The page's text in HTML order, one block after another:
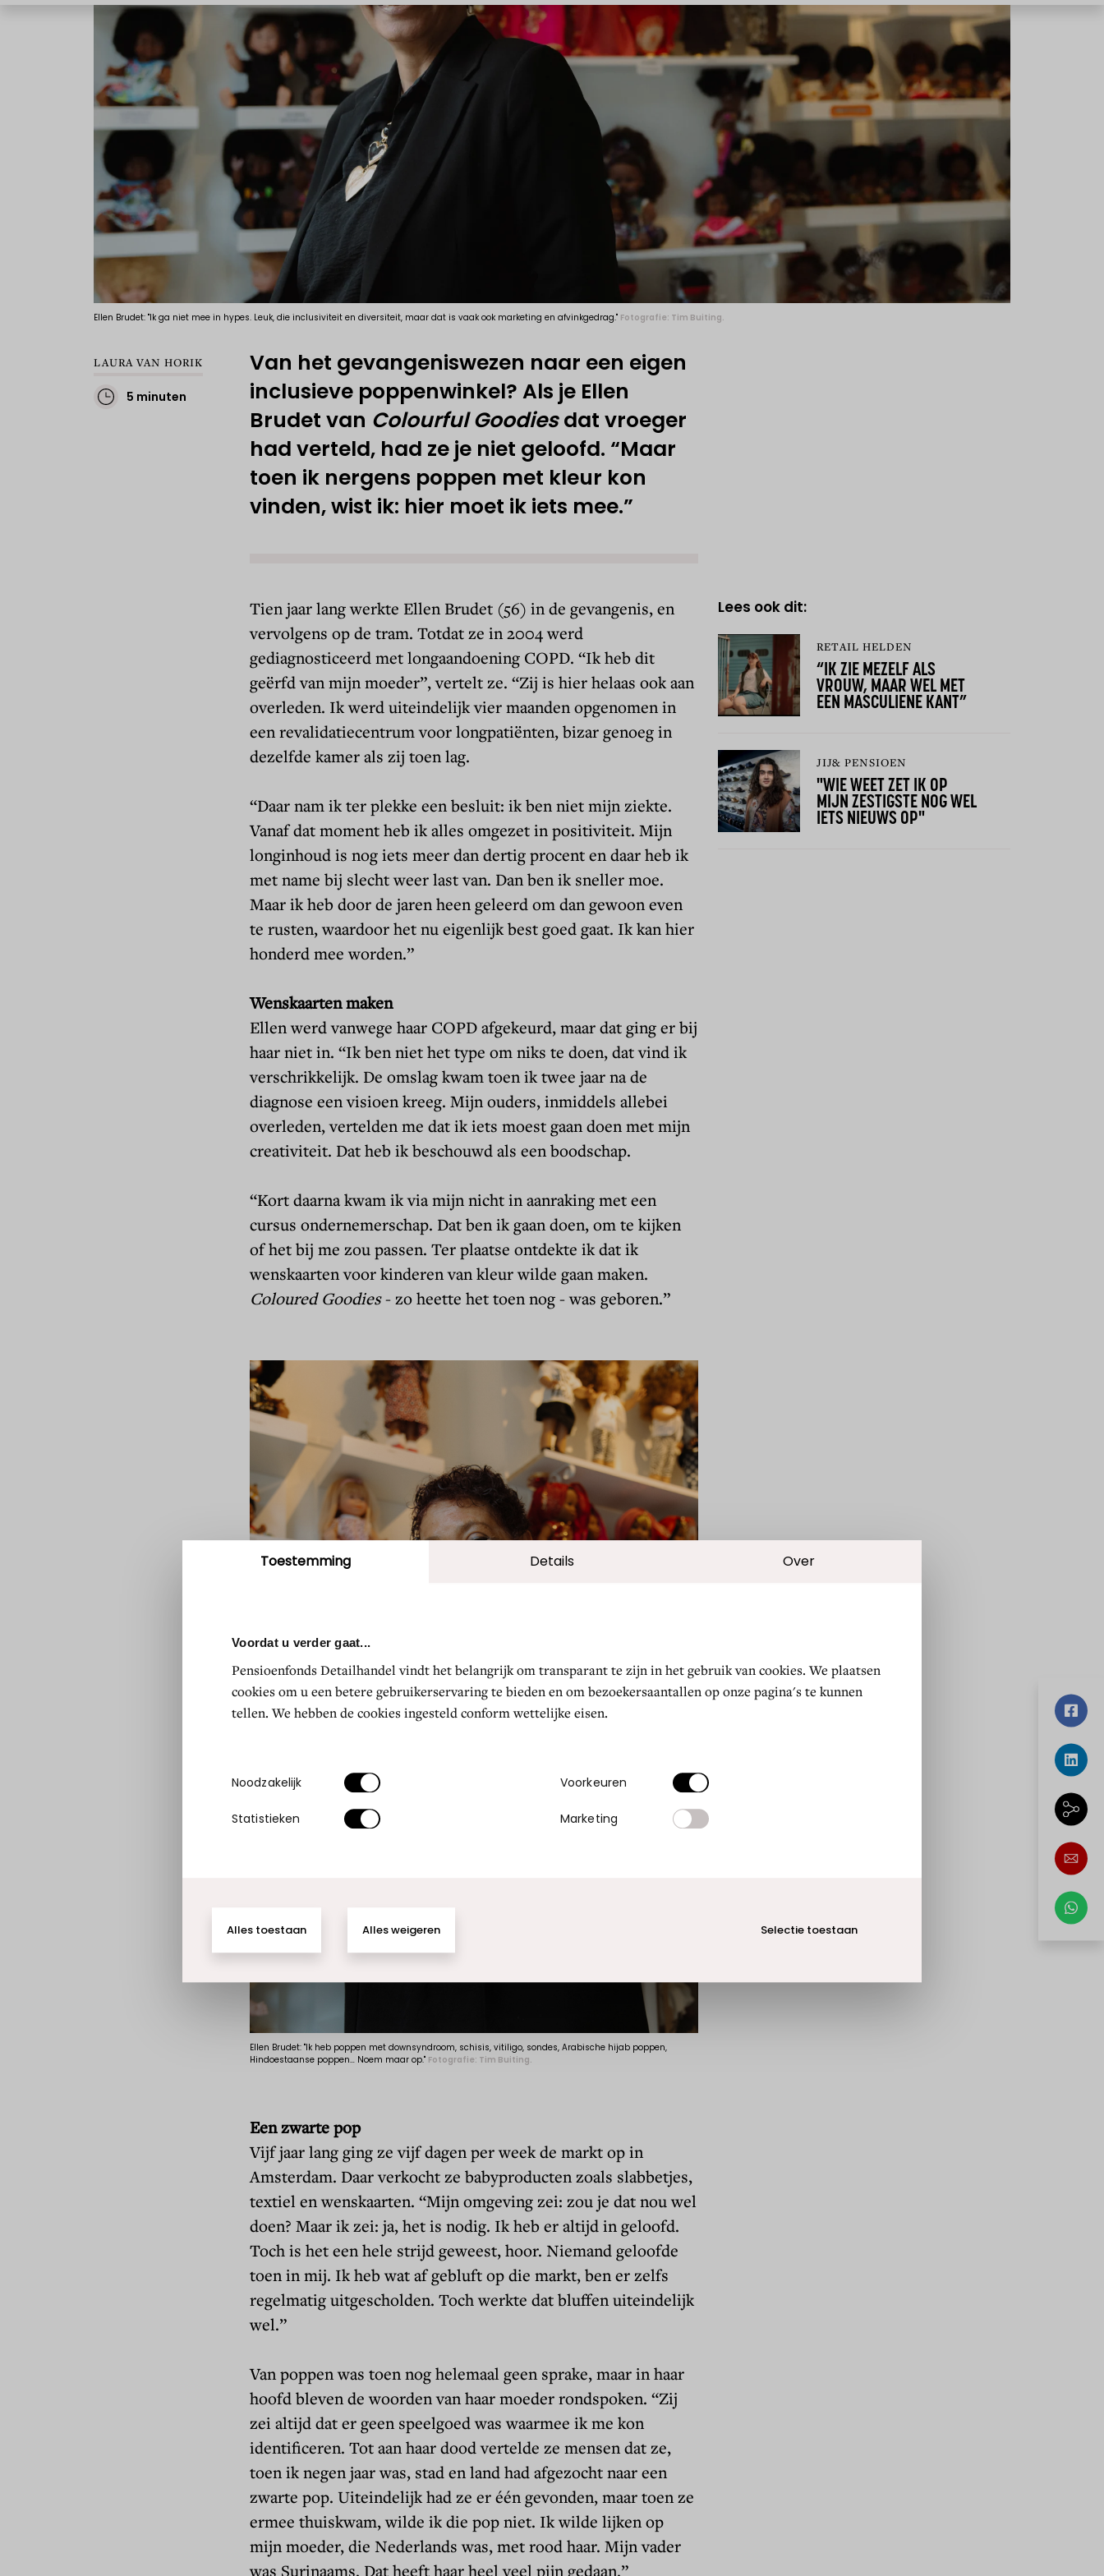
Toestemming Details
Pensioenfonds Detailhandel vindt het belangrijk om transparant te zijn in het gebruik van cookies. We plaatsen
cookies om u een betere gebruikerservaring te bieden en om bezoekersaantallen op onze pagina's te kunnen
tellen. We hebben de cookies ingesteld conform wettelijke eisen.
Toestemmingsselectie
Noodzakelijk Voorkeuren
Statistieken Marketing
Alles toestaan
Ellen Brudet: "Ik ga niet mee in hypes. Leuk, die inclusiviteit en diversiteit, maar dat is vaak ook marketing en afvinkgedrag." Fotografie: Tim Buiting.
LAURA VAN HORIK
5 minuten
Van het gevangeniswezen naar een eigen
inclusieve poppenwinkel? Als je Ellen
Brudet van Colourful Goodiesdat vroeger
had verteld, had ze je niet geloofd. “Maar
toen ik nergens poppen met kleur kon
vinden, wist ik: hier moet ik iets mee.”
Tien jaar lang werkte Ellen Brudet (56) in de gevangenis, en
vervolgens op de tram. Totdat ze in 2004 werd
gediagnosticeerd met longaandoening COPD. “Ik heb dit
geërfd van mijn moeder”, vertelt ze. “Zij is hier helaas ook aan
overleden. Ik werd uiteindelijk vier maanden opgenomen in
een revalidatiecentrum voor longpatiënten, bizar genoeg in
dezelfde kamer als zij toen lag.
“Daar nam ik ter plekke een besluit: ik ben niet mijn ziekte.
Vanaf dat moment heb ik alles omgezet in positiviteit. Mijn
longinhoud is nog iets meer dan dertig procent en daar heb ik
met name bij slecht weer last van. Dan ben ik sneller moe.
Maar ik heb door de jaren heen geleerd om dan gewoon even
te rusten, waardoor het nu eigenlijk best goed gaat. Ik kan hier
honderd mee worden.”
Wenskaarten maken
Ellen werd vanwege haar COPD afgekeurd, maar dat ging er bij
haar niet in. “Ik ben niet het type om niks te doen, dat vind ik
verschrikkelijk. De omslag kwam toen ik twee jaar na de
diagnose een visioen kreeg. Mijn ouders, inmiddels allebei
overleden, vertelden me dat ik iets moest gaan doen met mijn
creativiteit. Dat heb ik beschouwd als een boodschap.
“Kort daarna kwam ik via mijn nicht in aanraking met een
cursus ondernemerschap. Dat ben ik gaan doen, om te kijken
of het bij me zou passen. Ter plaatse ontdekte ik dat ik
wenskaarten voor kinderen van kleur wilde gaan maken.
Coloured Goodies- zo heette het toen nog - was geboren.”
Lees ook dit:
RETAIL HELDEN
“IK ZIE MEZELF ALS
VROUW, MAAR WEL MET
EEN MASCULIENE KANT”
JIJ& PENSIOEN
"WIE WEET ZET IK OP
MIJN ZESTIGSTE NOG WEL
IETS NIEUWS OP"
Ellen Brudet: "Ik heb poppen met downsyndroom, schisis, vitiligo, sondes, Arabische hijab poppen,
Hindoestaanse poppen… Noem maar op." Fotografie: Tim Buiting.
Een zwarte pop
Vijf jaar lang ging ze vijf dagen per week de markt op in
Amsterdam. Daar verkocht ze babyproducten zoals slabbetjes,
textiel en wenskaarten. “Mijn omgeving zei: zou je dat nou wel
doen? Maar ik zei: ja, het is nodig. Ik heb er altijd in geloofd.
Toch is het een hele strijd geweest, hoor. Niemand geloofde
toen in mij. Ik heb wat af gebluft op die markt, ben er zelfs
regelmatig uitgescholden. Toch werkte dat bluffen uiteindelijk
wel.”
Van poppen was toen nog helemaal geen sprake, maar in haar
hoofd bleven de woorden van haar moeder rondspoken. “Zij
zei altijd dat er geen speelgoed was waarmee ik me kon
identificeren. Tot aan haar dood vertelde ze mensen dat ze,
toen ik negen jaar was, stad en land had afgezocht naar een
zwarte pop. Uiteindelijk had ze er één gevonden, maar toen ze
ermee thuiskwam, wilde ik die pop niet. Ik wilde lijken op
mijn moeder, die Nederlands was, met rood haar. Mijn vader
was Surinaams. Dat heeft haar heel veel pijn gedaan.”